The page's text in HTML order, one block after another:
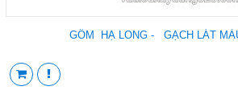
GỐM HẠ LONG - GẠCH LÁT